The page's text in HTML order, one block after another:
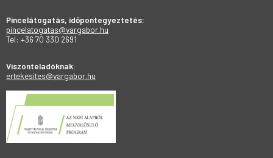
Pincelátogatás, időpontegyeztetés:
pincelatogatas@vargabor.hu
Tel: +36 70 330 2691
Viszonteladóknak:
ertekesites@vargabor.hu